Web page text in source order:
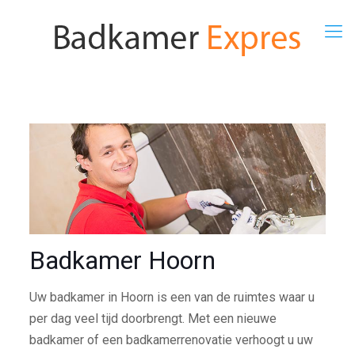
Badkamer Hoorn
Uw badkamer in Hoorn is een van de ruimtes waar u
per dag veel tijd doorbrengt. Met een nieuwe
badkamer of een badkamerrenovatie verhoogt u uw